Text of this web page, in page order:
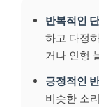
반복적인
하고 다정
거나 인형
긍정적인
비슷한 소